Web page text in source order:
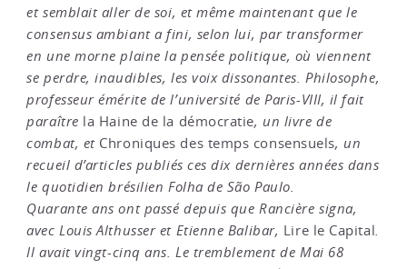
et semblait aller de soi, et même maintenant que le
consensus ambiant a fini, selon lui, par transformer
en une morne plaine la pensée politique, où viennent
se perdre, inaudibles, les voix dissonantes. Philosophe,
professeur émérite de l’université de Paris-VIII, il fait
paraître la Haine de la démocratie, un livre de
combat, et Chroniques des temps consensuels, un
recueil d’articles publiés ces dix dernières années dans
le quotidien brésilien Folha de São Paulo.
Quarante ans ont passé depuis que Rancière signa,
avec Louis Althusser et Etienne Balibar, Lire le Capital
Il avait vingt-cinq ans. Le tremblement de Mai 68